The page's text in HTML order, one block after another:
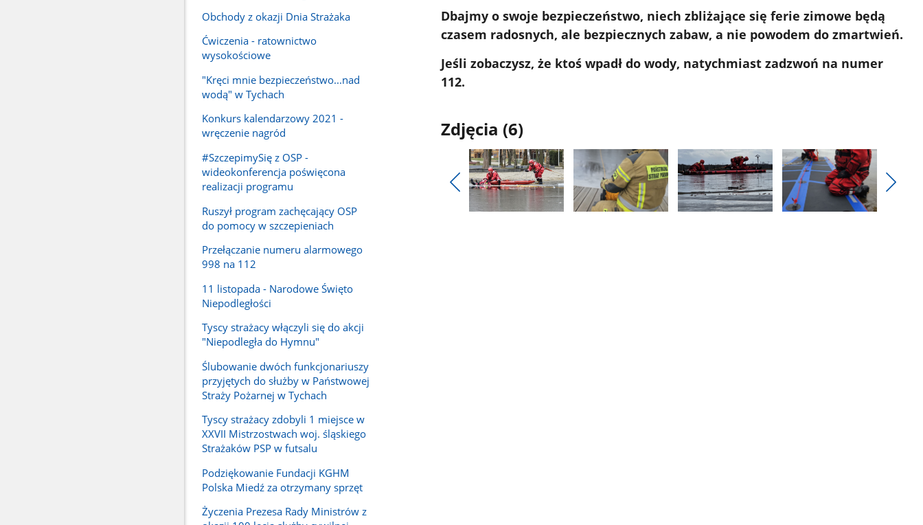
Obchody z okazji Dnia Strażaka
Ćwiczenia - ratownictwo
wysokościowe
"Kręci mnie bezpieczeństwo...nad
wodą" w Tychach
Konkurs kalendarzowy 2021 -
wręczenie nagród
#SzczepimySię z OSP -
wideokonferencja poświęcona
realizacji programu
Ruszył program zachęcający OSP
do pomocy w szczepieniach
Przełączanie numeru alarmowego
998 na 112
11 listopada - Narodowe Święto
Niepodległości
Tyscy strażacy włączyli się do akcji
"Niepodległa do Hymnu"
Ślubowanie dwóch funkcjonariuszy
przyjętych do służby w Państwowej
Straży Pożarnej w Tychach
Tyscy strażacy zdobyli 1 miejsce w
XXVII Mistrzostwach woj. śląskiego
Strażaków PSP w futsalu
Podziękowanie Fundacji KGHM
Polska Miedź za otrzymany sprzęt
Życzenia Prezesa Rady Ministrów z
Dbajmy o swoje bezpieczeństwo, niech zbliżające się ferie zimowe będą
czasem radosnych, ale bezpiecznych zabaw, a nie powodem do zmartwień.
Jeśli zobaczysz, że ktoś wpadł do wody, natychmiast zadzwoń na numer
112.
Zdjęcia (6)
Pokaż
poprzednie